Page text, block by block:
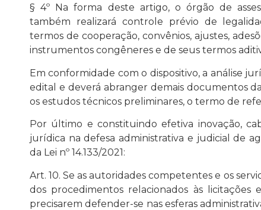
§4º Na forma deste artigo, o órgão de
também realizará controle prévio de
termos de cooperação, convênios, ajustes,
instrumentos congêneres e de seus termos
Em conformidade com o dispositivo, a análise
edital e deverá abranger demais documentos
os estudos técnicos preliminares, o termo de
Por último e constituindo efetiva inovação,
jurídica na defesa administrativa e judicial de
da Lei nº 14.133/2021:
Art. 10. Se as autoridades competentes e os
dos procedimentos relacionados às
precisarem defender-se nas esferas